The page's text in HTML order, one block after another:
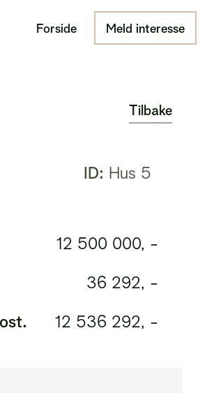
Forside Meld interesse
Tilbake
ID: Hus 5
12 500 000, -
36 292, -
12 536 292, -